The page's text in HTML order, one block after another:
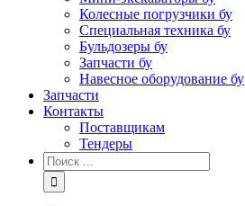
Колесные погрузчики бу
Специальная техника бу
Бульдозеры бу
Запчасти бу
Навесное оборудование бу
Запчасти
Контакты
Поставщикам
Тендеры
Результат
поиска: